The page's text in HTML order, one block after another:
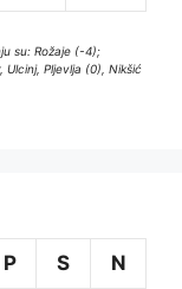
su: Rožaje (-4);
Ulcinj, Pljevlja (0), Nikšić
P S N